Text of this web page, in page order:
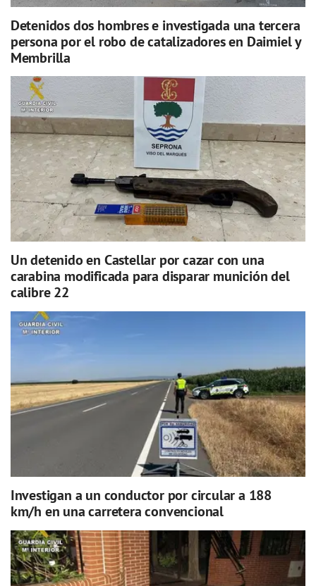
Detenidos dos hombres e investigada una tercera
persona por el robo de catalizadores en Daimiel y
Membrilla
Un detenido en Castellar por cazar con una
carabina modificada para disparar munición del
calibre 22
Investigan a un conductor por circular a 188
km/h en una carretera convencional